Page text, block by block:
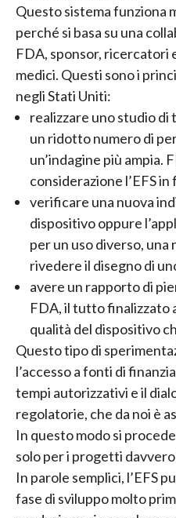
Questo sistema funziona
perché si basa su una
FDA, sponsor, ricercatori
medici. Questi sono i
negli Stati Uniti:
realizzare uno studio
un ridotto numero di
un’indagine più ampia.
considerazione l’EFS
verificare una nuova
dispositivo oppure
per un uso diverso, una
rivedere il disegno di
avere un rapporto di
FDA, il tutto finalizzato
qualità del dispositivo
Questo tipo di
l’accesso a fonti di
tempi autorizzativi e il
regolatorie, che da noi è
In questo modo si
solo per i progetti
In parole semplici, l’EFS
fase di sviluppo molto